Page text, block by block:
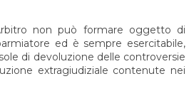
non può formare oggetto di
ed è sempre esercitabile,
di devoluzione delle controversie
extragiudiziale contenute nei